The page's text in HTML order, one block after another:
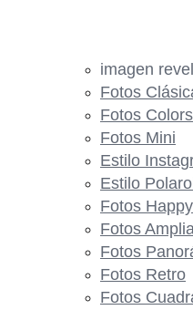
imagen
Fotos
Fotos Colors
Fotos Mini
Estilo
Estilo
Fotos Happy
Fotos
Fotos
Fotos Retro
Fotos